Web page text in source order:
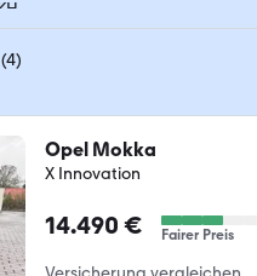
(4)
Opel Mokka
X Innovation
14.490 € Fairer Preis